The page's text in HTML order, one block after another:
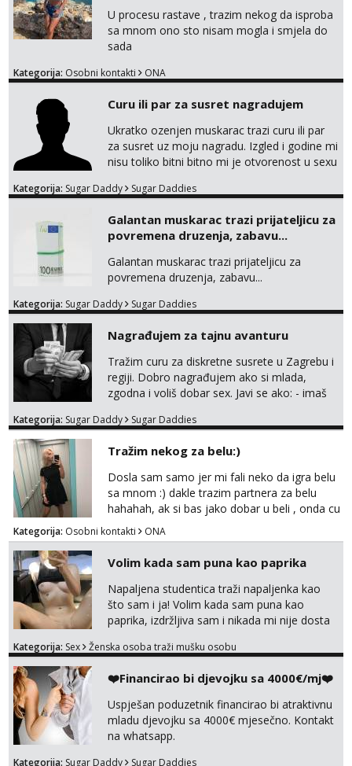
Ivančica
tel:0,93€ - mob:1,12€ min
Anita
Tel:064/677-677- Kod: #87
tel:0,93€ - mob:1,12€ min
Anđela
tel:0,93€ - mob:1,12€ min
Mira
Čekam tvoj poziv!
Tel:064/677-677- Kod: #72
U procesu rastave , trazim nekog da isproba
sa mnom ono sto nisam mogla i smjela do
sada
Kategorija: Osobni kontakti ONA
Curu ili par za susret nagradujem
Ukratko ozenjen muskarac trazi curu ili par
za susret uz moju nagradu. Izgled i godine mi
nisu toliko bitni bitno mi je otvorenost u sexu
jave na mail . Molim ako je moguce prvi mail
necete pozalit
Kategorija: Sugar Daddy Sugar Daddies
Galantan muskarac trazi prijateljicu za
povremena druzenja, zabavu...
Galantan muskarac trazi prijateljicu za
povremena druzenja, zabavu...
Kategorija: Sugar Daddy Sugar Daddies
Nagrađujem za tajnu avanturu
Tražim curu za diskretne susrete u Zagrebu i
regiji. Dobro nagrađujem ako si mlada,
zgodna i voliš dobar sex. Javi se ako: - imaš
kosu - se dobro ljubiš - si fleksibilna s
dostupna radnim danom (vikendi i noći su za
obitelj) - vodiš brigu o zdravlju i koristiš
zaštitu Ne javljajte se: - debele - frajeri i
paro...
Kategorija: Sugar Daddy Sugar Daddies
Tražim nekog za belu:)
Dosla sam samo jer mi fali neko da igra belu
sa mnom :) dakle trazim partnera za belu
hahahah, ak si bas jako dobar u beli , onda cu
razmislit za dalje Klikni na link ispod i nadji me
tamo, cekam te!
Kategorija: Osobni kontakti ONA
Volim kada sam puna kao paprika
Napaljena studentica traži napaljenka kao
što sam i ja! Volim kada sam puna kao
paprika, izdržljiva sam i nikada mi nije dosta
bilo kad i bilo gdje zato se javi što prije da
tamo, cekam te!
Kategorija: Sex Ženska osoba traži mušku osobu
❤️Financirao bi djevojku sa 4000€/mj❤️
Uspješan poduzetnik financirao bi atraktivnu
mladu djevojku sa 4000€ mjesečno. Kontakt
na whatsapp.
Kategorija: Sugar Daddy Sugar Daddies